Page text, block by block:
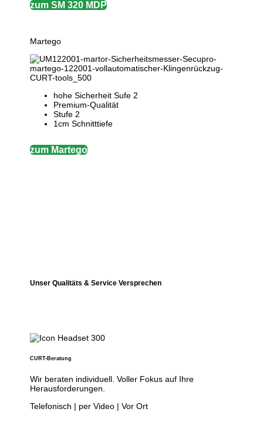
zum SM 320 MDP
Martego
hohe Sicherheit Sufe 2
Premium-Qualität
Stufe 2
1cm Schnitttiefe
zum Martego
Unser Qualitäts & Service Versprechen
CURT-Beratung
Wir beraten individuell. Voller Fokus auf Ihre
Herausforderungen.
Telefonisch | per Video | Vor Ort